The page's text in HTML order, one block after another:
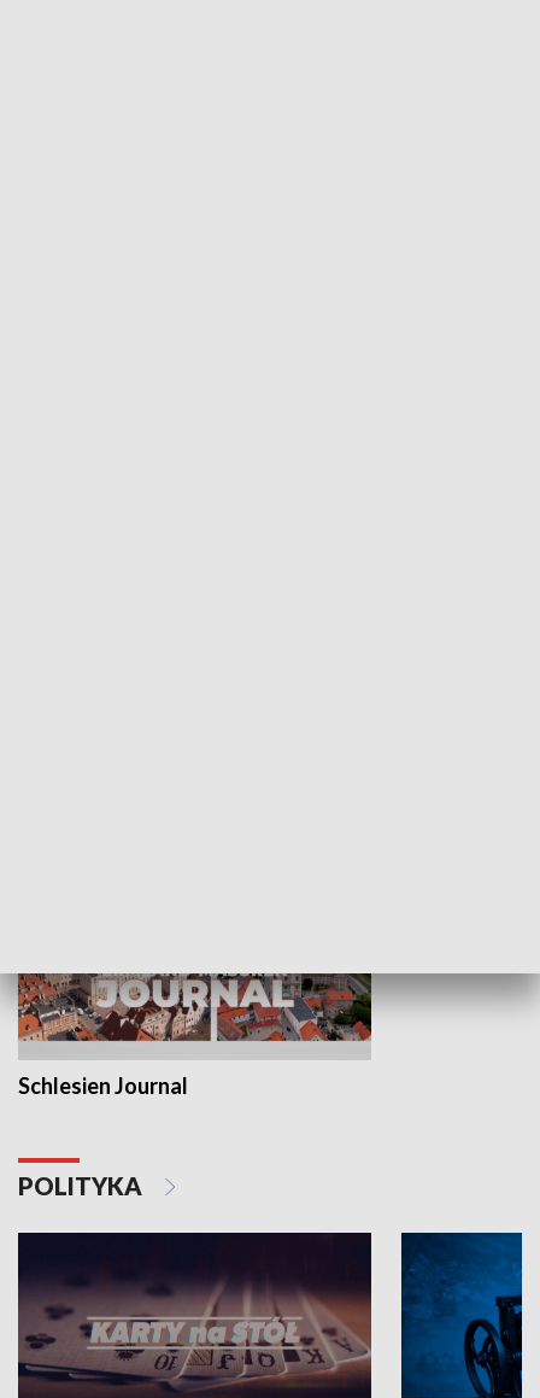
Schlesien Journal
POLITYKA